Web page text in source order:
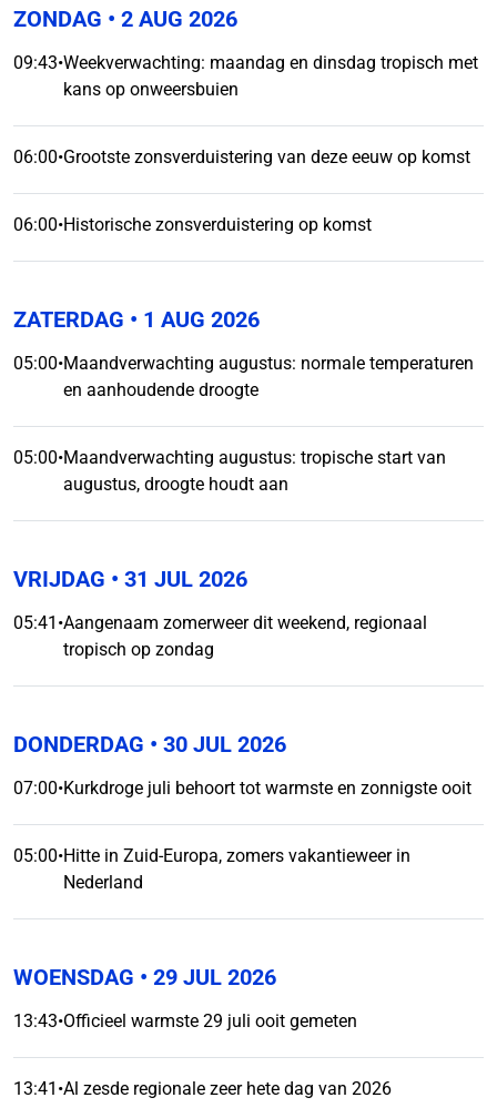
ZONDAG • 2 AUG 2026
09:43•Weekverwachting: maandag en dinsdag tropisch met
kans op onweersbuien
06:00•Grootste zonsverduistering van deze eeuw op komst
06:00•Historische zonsverduistering op komst
ZATERDAG • 1 AUG 2026
05:00•Maandverwachting augustus: normale temperaturen
en aanhoudende droogte
05:00•Maandverwachting augustus: tropische start van
augustus, droogte houdt aan
VRIJDAG • 31 JUL 2026
05:41 •Aangenaam zomerweer dit weekend, regionaal
tropisch op zondag
DONDERDAG • 30 JUL 2026
07:00•Kurkdroge juli behoort tot warmste en zonnigste ooit
05:00•Hitte in Zuid-Europa, zomers vakantieweer in
Nederland
WOENSDAG • 29 JUL 2026
13:43•Officieel warmste 29 juli ooit gemeten
13:41 •Al zesde regionale zeer hete dag van 2026